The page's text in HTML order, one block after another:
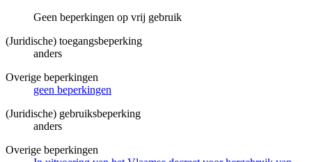
Geen beperkingen op vrij gebruik
(Juridische) toegangsbeperking
anders
Overige beperkingen
geen beperkingen
(Juridische) gebruiksbeperking
anders
Overige beperkingen